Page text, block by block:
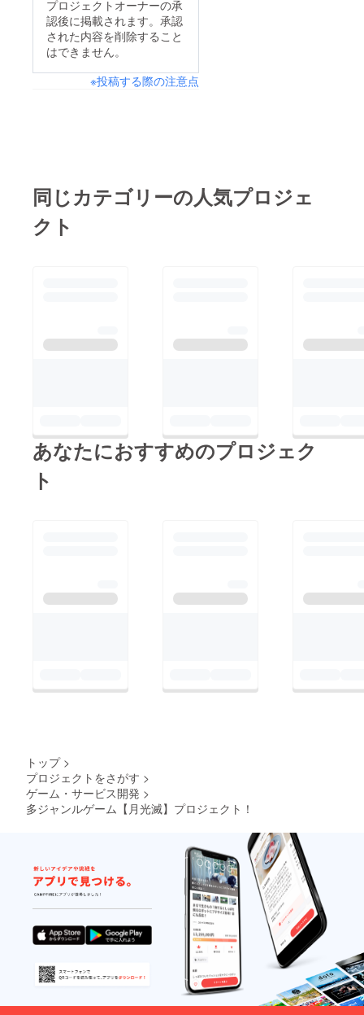
プロジェクトオーナーの承
認後に掲載されます。承認
された内容を削除すること
はできません。
※投稿する際の注意点
同じカテゴリーの人気プロジェ
クト
あなたにおすすめのプロジェク
ト
トップ >
プロジェクトをさがす >
ゲーム・サービス開発 >
多ジャンルゲーム【月光滅】プロジェクト！